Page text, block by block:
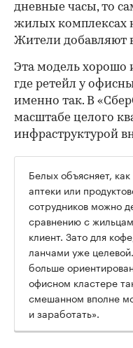
дневные часы, то
жилых комплексах
Жители добавляют
Эта модель хорошо
где ретейл у
именно так. В
масштабе целого
инфраструктурой
Белых объясняет,
аптеки или
сотрудников можно
сравнению с
клиент. Зато для
ланчами уже
больше
офисном кластере
смешанном вполне
и заработать».